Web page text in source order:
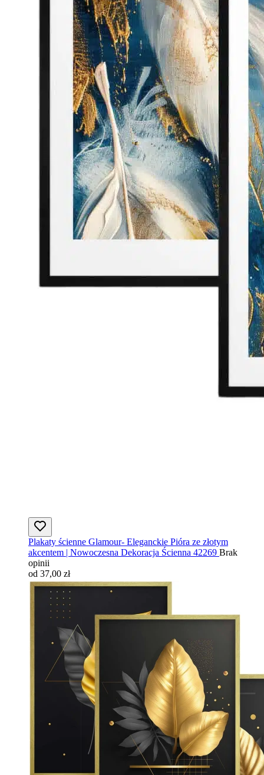
Plakaty ścienne Glamour- Eleganckie Pióra ze złotym
akcentem | Nowoczesna Dekoracja Ścienna 42269 Brak
opinii
od 37,00 zł